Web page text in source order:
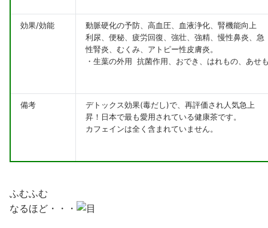
効果/効能
動脈硬化の予防、高血圧、血液浄化、腎機能向上
利尿、便秘、疲労回復、強壮、強精、慢性鼻炎、急
性腎炎、むくみ、アトピー性皮膚炎。
・生葉の外用 抗菌作用、おでき、はれもの、あせ
備考
デトックス効果(毒だし)で、再評価され人気急上
昇！日本で最も愛用されている健康茶です。
カフェインは全く含まれていません。
ふむふむ
なるほど・・・